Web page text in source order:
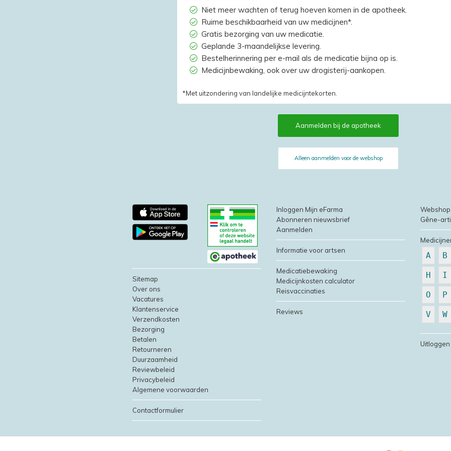
Niet meer wachten of terug hoeven komen in de apotheek.
Ruime beschikbaarheid van uw medicijnen*.
Gratis bezorging van uw medicatie.
Geplande 3-maandelijkse levering.
Bestelherinnering per e-mail als de medicatie bijna op is.
Medicijnbewaking, ook over uw drogisterij-aankopen.
*Met uitzondering van landelijke medicijntekorten.
Aanmelden bij de apotheek
Alleen aanmelden voor de webshop
Sitemap
Over ons
Vacatures
Klantenservice
Verzendkosten
Bezorging
Betalen
Retourneren
Duurzaamheid
Reviewbeleid
Privacybeleid
Algemene voorwaarden
Contactformulier
Inloggen Mijn eFarma
Abonneren nieuwsbrief
Aanmelden
Informatie voor artsen
Medicatiebewaking
Medicijnkosten calculator
Reisvaccinaties
Reviews
Webshop
Gêne-
A B
H I
O P
V W
Uitloggen